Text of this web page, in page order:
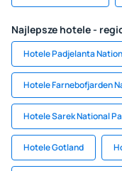
Najlepsze hotele -
Hotele Padjelanta
Hotele Farnebofjarden
Hotele Sarek National
Hotele Gotland